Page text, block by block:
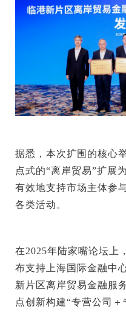
据悉，本次扩围的核心
点式的“离岸贸易”扩展
有效地支持市场主体参
各类活动。
在2025年陆家嘴论坛上，
布支持上海国际金融中
新片区离岸贸易金融服
点创新构建“专营公司